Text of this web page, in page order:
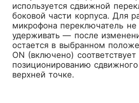
используется сдвижной
боковой части корпуса. Для
микрофона переключатель
удерживать — после
остается в выбранном
ON (включено) соответствует
позиционированию
верхней точке.